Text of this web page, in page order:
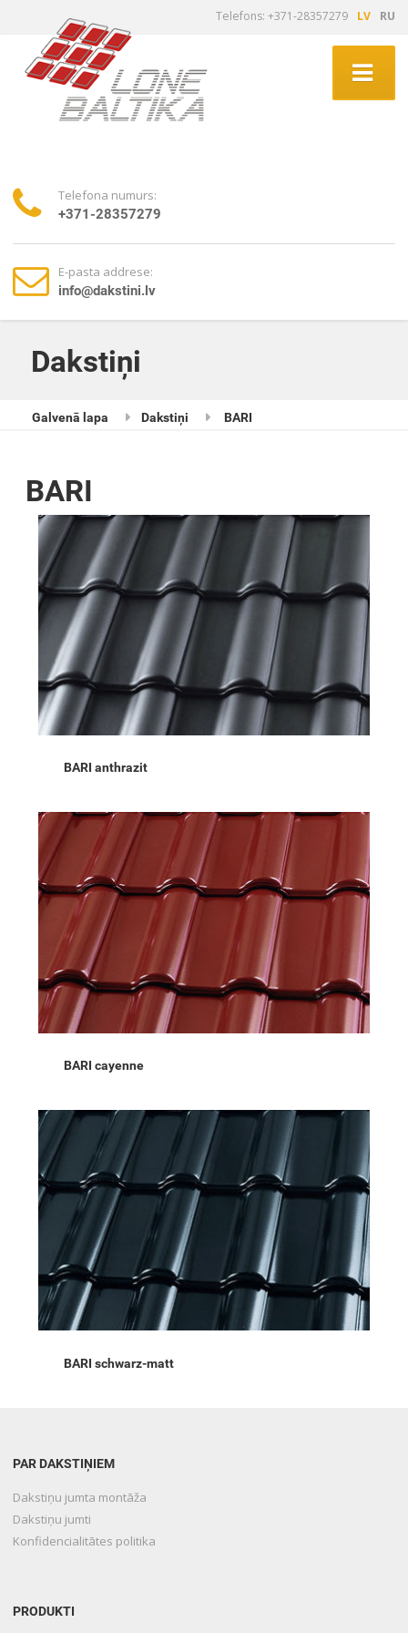
Telefons: +371-28357279 LV RU
Telefona numurs:
+371-28357279
E-pasta addrese:
info@dakstini.lv
Dakstiņi
Galvenā lapa Dakstiņi BARI
BARI
BARI anthrazit
BARI cayenne
BARI schwarz-matt
PAR DAKSTIŅIEM
Dakstiņu jumta montāža
Dakstiņu jumti
Konfidencialitātes politika
PRODUKTI